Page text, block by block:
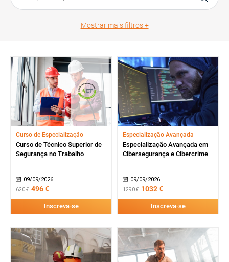
Mostrar mais filtros +
Curso de Especialização
Curso de Técnico Superior de
Segurança no Trabalho
09/09/2026
620 € 496 €
Inscreva-se
Especialização Avançada
Especialização Avançada em
Cibersegurança e Cibercrime
09/09/2026
1290 € 1032 €
Inscreva-se